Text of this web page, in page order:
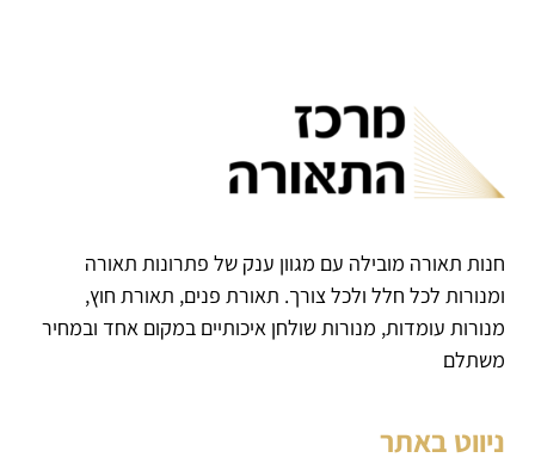
חנות תאורה מובילה עם מגוון ענק של פתרונות תאורה
ומנורות לכל חלל ולכל צורך. תאורת פנים, תאורת חוץ,
מנורות עומדות, מנורות שולחן איכותיים במקום אחד ובמחיר
משתלם
ניווט באתר